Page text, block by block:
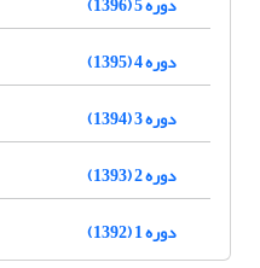
دوره 4 (1395)
دوره 3 (1394)
دوره 2 (1393)
دوره 1 (1392)